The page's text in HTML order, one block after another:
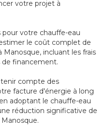
votre projet à
pour votre chauffe-eau
le coût complet de
incluant les frais
de financement.
tenir compte des
facture d'énergie à long
adoptant le chauffe-eau
réduction significative de